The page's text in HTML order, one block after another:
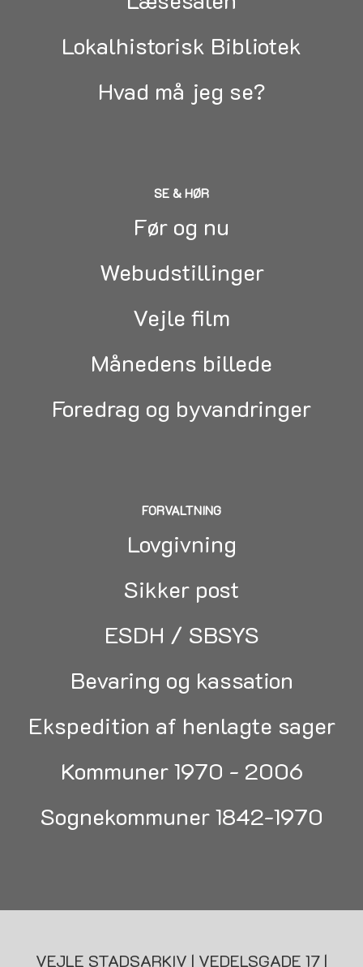
Lokalhistorisk Bibliotek
Hvad må jeg se?
SE & HØR
Før og nu
Webudstillinger
Vejle film
Månedens billede
Foredrag og byvandringer
FORVALTNING
Lovgivning
Sikker post
ESDH / SBSYS
Bevaring og kassation
Ekspedition af henlagte sager
Kommuner 1970 - 2006
Sognekommuner 1842-1970
VEJLE STADSARKIV | VEDELSGADE 17 |